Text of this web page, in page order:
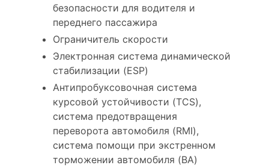
безопасности для водителя и
переднего пассажира
Ограничитель скорости
Электронная система динамической
стабилизации (ESP)
Антипробуксовочная система
курсовой устойчивости (TCS),
система предотвращения
переворота автомобиля (RMI),
система помощи при экстренном
торможении автомобиля (BA)